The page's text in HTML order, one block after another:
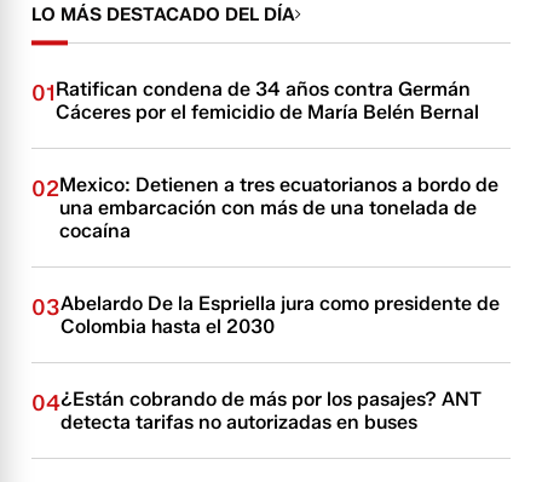
LO MÁS DESTACADO DEL DÍA
01Ratifican condena de 34 años contra Germán
Cáceres por el femicidio de María Belén Bernal
02Mexico: Detienen a tres ecuatorianos a bordo de
una embarcación con más de una tonelada de
cocaína
03Abelardo De la Espriella jura como presidente de
Colombia hasta el 2030
04¿Están cobrando de más por los pasajes? ANT
detecta tarifas no autorizadas en buses